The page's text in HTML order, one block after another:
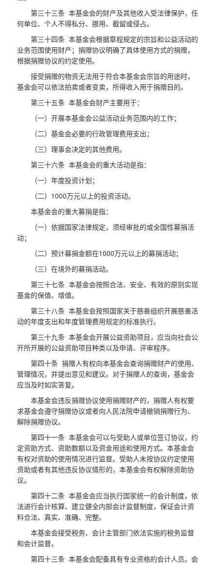
第三十三条 本基金会的财产及其他收入受法律保护，任
何单位、个人不得私分、挪用、截留或侵占。
第三十四条 本基金会根据章程规定的宗旨和公益活动的
业务范围使用财产；捐赠协议明确了具体使用方式的捐赠，
根据捐赠协议的约定使用。
接受捐赠的物资无法用于符合本基金会宗旨的用途时，
基金会可以依法拍卖或者变卖，所得收入用于捐赠目的。
第三十五条 本基金会财产主要用于：
（一）开展本基金会公益活动业务范围内的工作；
（二）基金会必要的行政管理费用支出；
（三）理事会决定的其他费用。
第三十六条 本基金会的重大活动是指：
（一）年度投资计划；
（二）1000万元以上的投资活动。
本基金会的重大募捐是指：
（一）依据国家法律规定，须经审批的或全国性募捐活
动；
（二）预计募捐金额在1000万元以上的募捐活动；
（三）在境外的募捐活动。
第三十七条 本基金会按照合法、安全、有效的原则实现
基金的保值、增值。
第三十八条 本基金会按照国家关于慈善组织开展慈善活
动的年度支出和年度管理费用规定的标准执行。
第三十九条 本基金会开展公益资助项目，应当向社会公
开所开展的公益资助项目种类以及申请、评审程序。
第四十条 捐赠人有权向本基金会查询捐赠财产的使用、
管理情况，并提出意见和建议。对于捐赠人的查询，基金会
应当及时如实答复。
本基金会违反捐赠协议使用捐赠财产的，捐赠人有权要
求基金会遵守捐赠协议或者向人民法院申请撤销捐赠行为、
解除捐赠协议。
第四十一条 本基金会可以与受助人或单位签订协议，约
定资助方式、资助数额以及资金用途和使用方式。本基金会
有权对资助的使用情况进行监督。受助人未按协议约定使用
资助或者有其他违反协议情形的，本基金会有权解除资助协
议。
第四十二条 本基金会应当执行国家统一的会计制度，依
法进行会计核算、建立健全内部会计监督制度，保证会计资
料合法、真实、准确、完整。
本基金会接受税务、会计主管部门依法实施的税务监督
和会计监督。
第四十三条 本基金会配备具有专业资格的会计人员。会